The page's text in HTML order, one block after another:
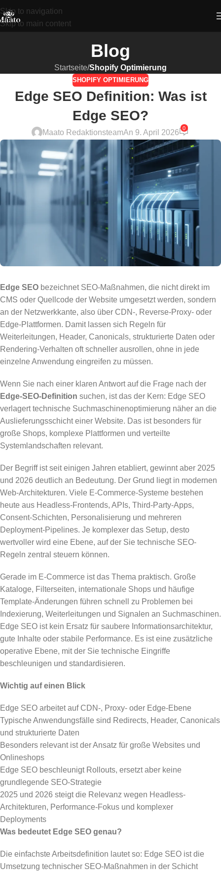
Skip to navigation
Skip to main content
Blog
Startseite/Shopify Optimierung
SHOPIFY OPTIMIERUNG
Edge SEO Definition: Was ist
Edge SEO?
Maato RedaktionsteamAn 9. April 2026
0
Edge SEO bezeichnet SEO-Maßnahmen, die nicht direkt im
CMS oder Quellcode der Website umgesetzt werden, sondern
an der Netzwerkkante, also über CDN-, Reverse-Proxy- oder
Edge-Plattformen. Damit lassen sich Regeln für
Weiterleitungen, Header, Canonicals, strukturierte Daten oder
Rendering-Verhalten oft schneller ausrollen, ohne in jede
einzelne Anwendung eingreifen zu müssen.
Wenn Sie nach einer klaren Antwort auf die Frage nach der
Edge-SEO-Definition suchen, ist das der Kern: Edge SEO
verlagert technische Suchmaschinenoptimierung näher an die
Auslieferungsschicht einer Website. Das ist besonders für
große Shops, komplexe Plattformen und verteilte
Systemlandschaften relevant.
Der Begriff ist seit einigen Jahren etabliert, gewinnt aber 2025
und 2026 deutlich an Bedeutung. Der Grund liegt in modernen
Web-Architekturen. Viele E-Commerce-Systeme bestehen
heute aus Headless-Frontends, APIs, Third-Party-Apps,
Consent-Schichten, Personalisierung und mehreren
Deployment-Pipelines. Je komplexer das Setup, desto
wertvoller wird eine Ebene, auf der Sie technische SEO-
Regeln zentral steuern können.
Gerade im E-Commerce ist das Thema praktisch. Große
Kataloge, Filterseiten, internationale Shops und häufige
Template-Änderungen führen schnell zu Problemen bei
Indexierung, Weiterleitungen und Signalen an Suchmaschinen.
Edge SEO ist kein Ersatz für saubere Informationsarchitektur,
gute Inhalte oder stabile Performance. Es ist eine zusätzliche
operative Ebene, mit der Sie technische Eingriffe
beschleunigen und standardisieren.
Wichtig auf einen Blick
Edge SEO arbeitet auf CDN-, Proxy- oder Edge-Ebene
Typische Anwendungsfälle sind Redirects, Header, Canonicals
und strukturierte Daten
Besonders relevant ist der Ansatz für große Websites und
Onlineshops
Edge SEO beschleunigt Rollouts, ersetzt aber keine
grundlegende SEO-Strategie
2025 und 2026 steigt die Relevanz wegen Headless-
Architekturen, Performance-Fokus und komplexer
Deployments
Was bedeutet Edge SEO genau?
Die einfachste Arbeitsdefinition lautet so: Edge SEO ist die
Umsetzung technischer SEO-Maßnahmen in der Schicht